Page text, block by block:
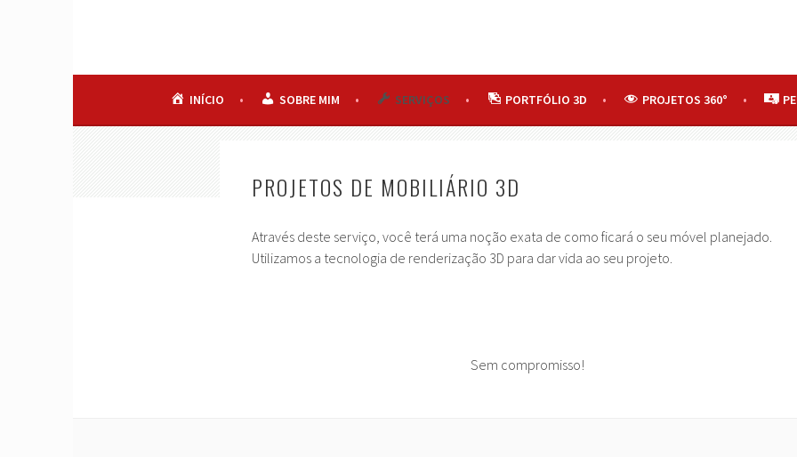
conteúdoE-PROJETOS
INÍCIO SOBRE MIM SERVIÇOS PORTFÓLIO 3D PROJETOS 360°
PROJETOS DE MOBILIÁRIO 3D
Através deste serviço, você terá uma noção exata de como ficará o seu móvel planejado.
Utilizamos a tecnologia de renderização 3D para dar vida ao seu projeto.
Sem compromisso!